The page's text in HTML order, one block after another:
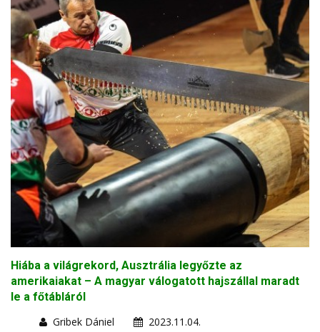
Hiába a világrekord, Ausztrália legyőzte az
amerikaiakat – A magyar válogatott hajszállal maradt
le a főtábláról
Gribek Dániel
2023.11.04.